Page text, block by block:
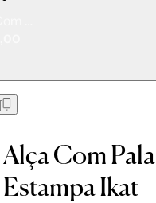
Com Pala
Ikat